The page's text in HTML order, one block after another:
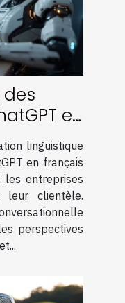
en
les
linguistique
en français
les entreprises
leur clientèle.
perspectives